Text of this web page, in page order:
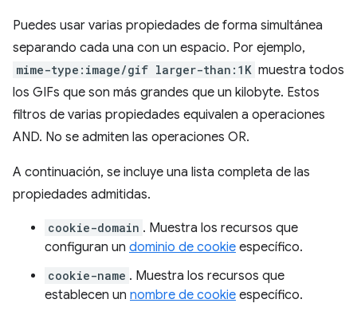
Puedes usar varias propiedades de forma simultánea
separando cada una con un espacio. Por ejemplo,
mime-type:image/gif larger-than:1K muestra todos
los GIFs que son más grandes que un kilobyte. Estos
filtros de varias propiedades equivalen a operaciones
AND. No se admiten las operaciones OR.
A continuación, se incluye una lista completa de las
propiedades admitidas.
cookie-domain . Muestra los recursos que
configuran un dominio de cookie específico.
cookie-name . Muestra los recursos que
establecen un nombre de cookie específico.